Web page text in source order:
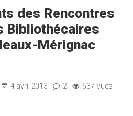
des Rencontres
Bibliothécaires
Mérignac
4 avril 2013 2 637 Vues